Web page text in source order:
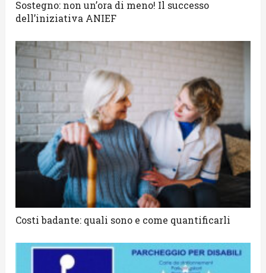
Sostegno: non un’ora di meno! Il successo
dell’iniziativa ANIEF
Costi badante: quali sono e come quantificarli